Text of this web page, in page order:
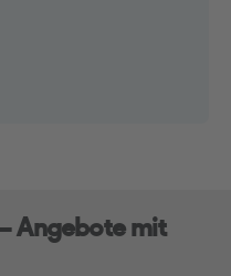
Angebote mit